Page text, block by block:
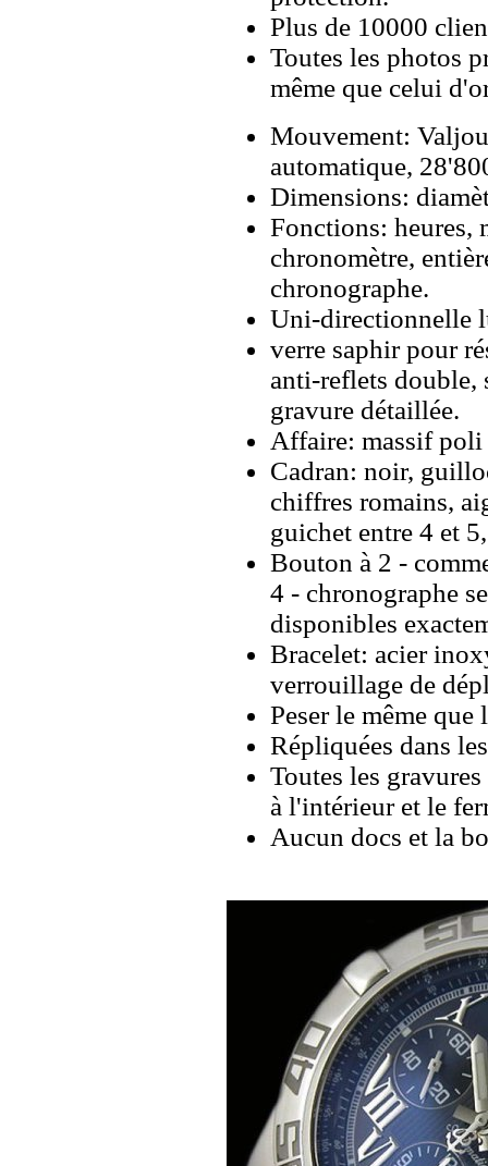
Plus de 10000
Toutes les photos
même que celui
Mouvement:
automatique,
Dimensions:
Fonctions: heures,
chronomètre,
chronographe.
Uni-directionnelle
verre saphir pour
anti-reflets double,
gravure détaillée.
Affaire: massif
Cadran: noir,
chiffres romains,
guichet entre 4 et
Bouton à 2 -
4 - chronographe
disponibles
Bracelet: acier
verrouillage de
Peser le même
Répliquées dans
Toutes les
à l'intérieur et le
Aucun docs et la